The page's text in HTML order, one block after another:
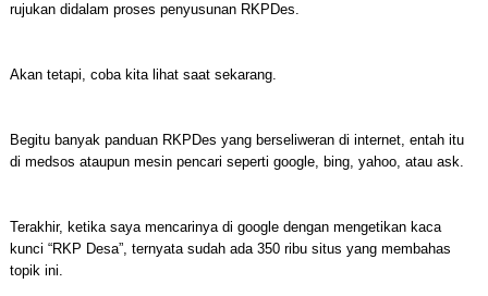
rujukan didalam proses penyusunan RKPDes.
Akan tetapi, coba kita lihat saat sekarang.
Begitu banyak panduan RKPDes yang berseliweran di internet, entah itu
di medsos ataupun mesin pencari seperti google, bing, yahoo, atau ask.
Terakhir, ketika saya mencarinya di google dengan mengetikan kaca
kunci “RKP Desa”, ternyata sudah ada 350 ribu situs yang membahas
topik ini.